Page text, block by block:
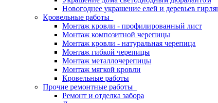
Новогоднее украшение елей и деревьев
Кровельные работы
Монтаж кровли - профилированный лист
Монтаж композитной черепицы
Монтаж кровли - натуральная черепица
Монтаж гибкой черепицы
Монтаж металлочерепицы
Монтаж мягкой кровли
Кровельные работы
Прочие ремонтные работы
Ремонт и отделка забора